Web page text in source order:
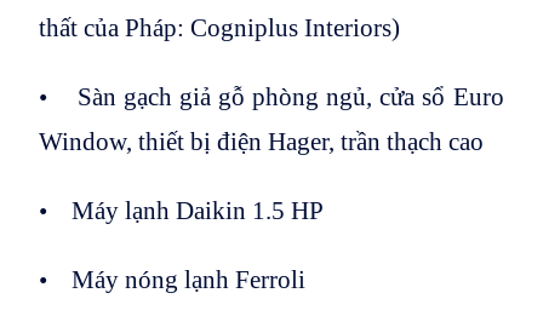
thất của Pháp: Cogniplus Interiors)
• Sàn gạch giả gỗ phòng ngủ, cửa sổ Euro
Window, thiết bị điện Hager, trần thạch cao
• Máy lạnh Daikin 1.5 HP
• Máy nóng lạnh Ferroli